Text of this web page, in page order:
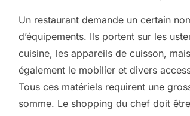
Un restaurant demande un certain
d’équipements. Ils portent sur les
cuisine, les appareils de cuisson, mais
également le mobilier et divers
Tous ces matériels requirent une
somme. Le shopping du chef doit être